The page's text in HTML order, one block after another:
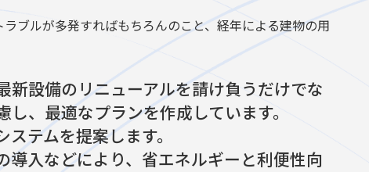
ブルが多発すればもちろんのこと、経年による建物の用
新設備のリニューアルを請け負うだけでな
、最適なプランを作成しています。
テムを提案します。
入などにより、省エネルギーと利便性向